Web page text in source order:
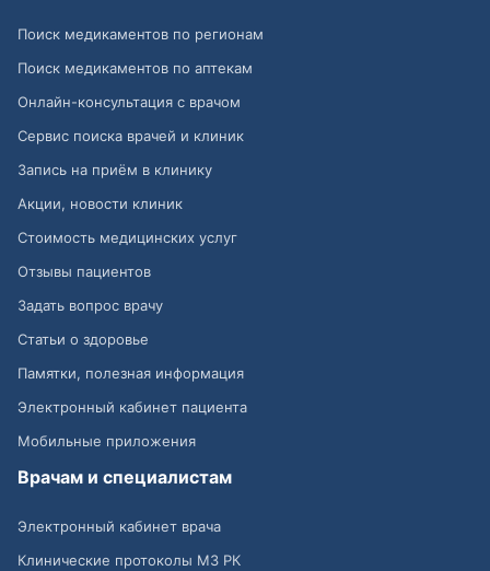
Поиск медикаментов по регионам
Поиск медикаментов по аптекам
Онлайн-консультация с врачом
Сервис поиска врачей и клиник
Запись на приём в клинику
Акции, новости клиник
Стоимость медицинских услуг
Отзывы пациентов
Задать вопрос врачу
Статьи о здоровье
Памятки, полезная информация
Электронный кабинет пациента
Мобильные приложения
Врачам и специалистам
Электронный кабинет врача
Клинические протоколы МЗ РК